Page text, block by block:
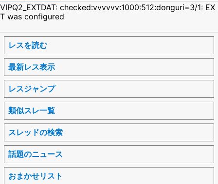
VIPQ2_EXTDAT: checked:vvvvvv:1000:512:donguri=3/1: EX
T was configured
レスを読む
最新レス表示
レスジャンプ
類似スレ一覧
スレッドの検索
話題のニュース
おまかせリスト